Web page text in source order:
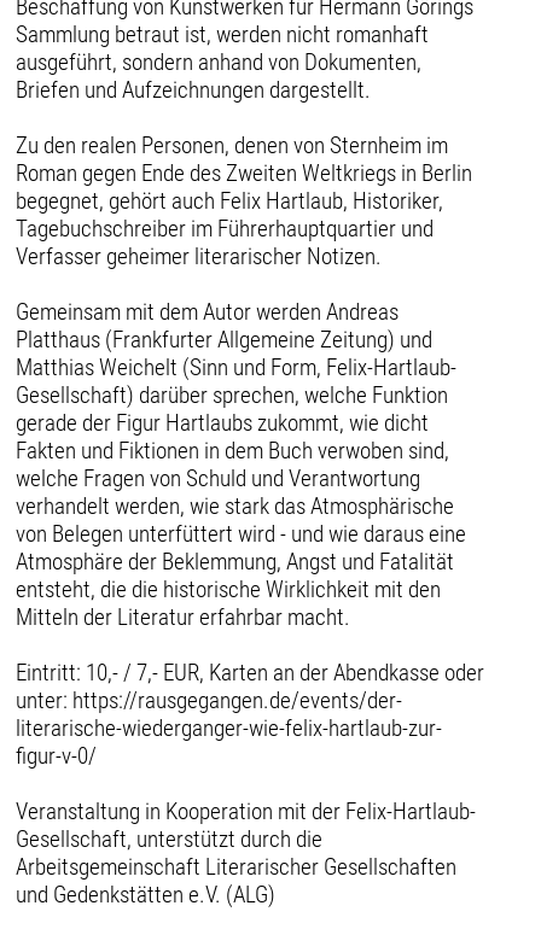
Beschaffung von Kunstwerken für Hermann Görings
Sammlung betraut ist, werden nicht romanhaft
ausgeführt, sondern anhand von Dokumenten,
Briefen und Aufzeichnungen dargestellt.
Zu den realen Personen, denen von Sternheim im
Roman gegen Ende des Zweiten Weltkriegs in Berlin
begegnet, gehört auch Felix Hartlaub, Historiker,
Tagebuchschreiber im Führerhauptquartier und
Verfasser geheimer literarischer Notizen.
Gemeinsam mit dem Autor werden Andreas
Platthaus (Frankfurter Allgemeine Zeitung) und
Matthias Weichelt (Sinn und Form, Felix-Hartlaub-
Gesellschaft) darüber sprechen, welche Funktion
gerade der Figur Hartlaubs zukommt, wie dicht
Fakten und Fiktionen in dem Buch verwoben sind,
welche Fragen von Schuld und Verantwortung
verhandelt werden, wie stark das Atmosphärische
von Belegen unterfüttert wird - und wie daraus eine
Atmosphäre der Beklemmung, Angst und Fatalität
entsteht, die die historische Wirklichkeit mit den
Mitteln der Literatur erfahrbar macht.
Eintritt: 10,- / 7,- EUR, Karten an der Abendkasse oder
unter: https://rausgegangen.de/events/der-
literarische-wiederganger-wie-felix-hartlaub-zur-
figur-v-0/
Veranstaltung in Kooperation mit der Felix-Hartlaub-
Gesellschaft, unterstützt durch die
Arbeitsgemeinschaft Literarischer Gesellschaften
und Gedenkstätten e.V. (ALG)